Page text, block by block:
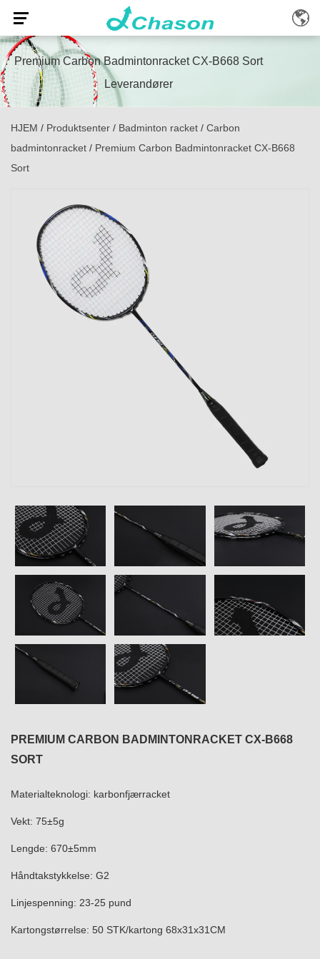
Premium Carbon Badmintonracket CX-B668 Sort
Leverandører
HJEM / Produktsenter / Badminton racket / Carbon
badmintonracket / Premium Carbon Badmintonracket CX-B668
Sort
PREMIUM CARBON BADMINTONRACKET CX-B668
SORT
Materialteknologi: karbonfjærracket
Vekt: 75±5g
Lengde: 670±5mm
Håndtakstykkelse: G2
Linjespenning: 23-25 ​​pund
Kartongstørrelse: 50 STK/kartong 68x31x31CM